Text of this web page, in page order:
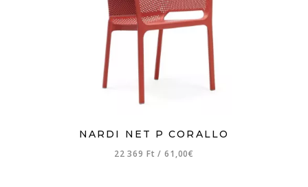
NARDI NET P CORALLO
22 369 Ft/ 61,00€